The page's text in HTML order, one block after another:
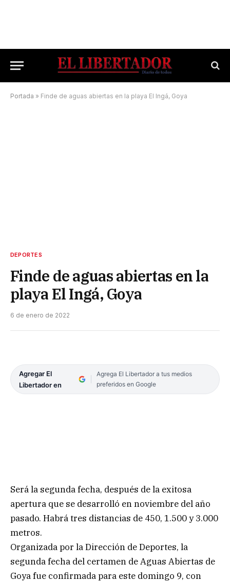
Portada » Finde de aguas abiertas en la playa El Ingá, Goya
DEPORTES
Finde de aguas abiertas en la
playa El Ingá, Goya
6 de enero de 2022
Agregar El
Libertador en
Agrega El Libertador a tus medios
preferidos en Google
Será la segunda fecha, después de la exitosa
apertura que se desarrolló en noviembre del año
pasado. Habrá tres distancias de 450, 1.500 y 3.000
metros.
Organizada por la Dirección de Deportes, la
segunda fecha del certamen de Aguas Abiertas de
Goya fue confirmada para este domingo 9, con